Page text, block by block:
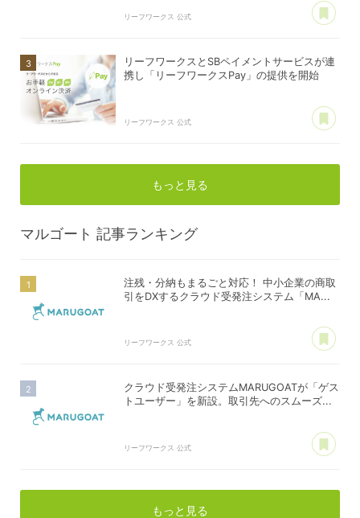
リーフワークス 公式
リーフワークスとSBペイメントサービスが連
携し「リーフワークスPay」の提供を開始
リーフワークス 公式
もっと見る
マルゴート 記事ランキング
注残・分納もまるごと対応！ 中小企業の商取
引をDXするクラウド受発注システム「MA...
リーフワークス 公式
クラウド受発注システムMARUGOATが「ゲス
トユーザー」を新設。取引先へのスムーズ...
リーフワークス 公式
もっと見る